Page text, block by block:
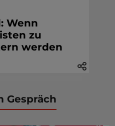
Wenn
zu
werden
Gespräch